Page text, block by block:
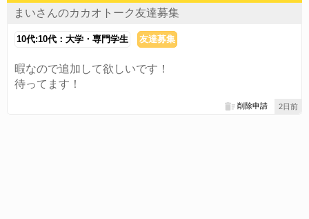
まいさんのカカオトーク友達募集
10代:10代：大学・専門学生 友達募集
暇なので追加して欲しいです！
待ってます！
2日前
削除申請